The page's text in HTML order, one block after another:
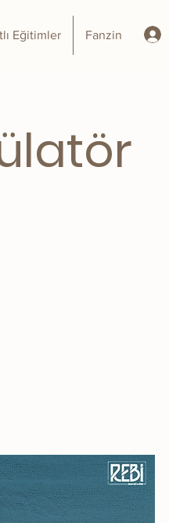
Eğitimler Fanzin